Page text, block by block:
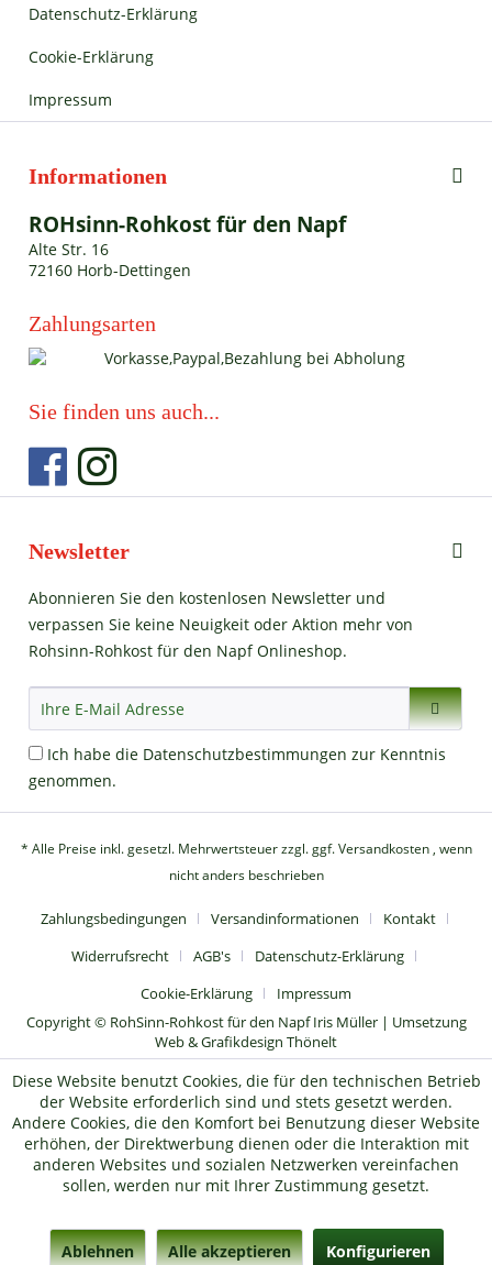
Datenschutz-Erklärung
Cookie-Erklärung
Impressum
Informationen
ROHsinn-Rohkost für den Napf
Alte Str. 16
72160 Horb-Dettingen
Zahlungsarten
Sie finden uns auch...
Newsletter
Abonnieren Sie den kostenlosen Newsletter und
verpassen Sie keine Neuigkeit oder Aktion mehr von
Rohsinn-Rohkost für den Napf Onlineshop.
Ich habe die Datenschutzbestimmungen zur Kenntnis
genommen.
* Alle Preise inkl. gesetzl. Mehrwertsteuer zzgl.ggf. Versandkosten, wenn
nicht anders beschrieben
Zahlungsbedingungen Versandinformationen
Kontakt
Widerrufsrecht
AGB's
Datenschutz-Erklärung
Cookie-Erklärung
Impressum
Copyright © RohSinn-Rohkost für den Napf Iris Müller | Umsetzung
Web & Grafikdesign Thönelt
Diese Website benutzt Cookies, die für den technischen Betrieb
der Website erforderlich sind und stets gesetzt werden.
Andere Cookies, die den Komfort bei Benutzung dieser Website
erhöhen, der Direktwerbung dienen oder die Interaktion mit
anderen Websites und sozialen Netzwerken vereinfachen
sollen, werden nur mit Ihrer Zustimmung gesetzt.
Ablehnen Alle akzeptieren Konfigurieren